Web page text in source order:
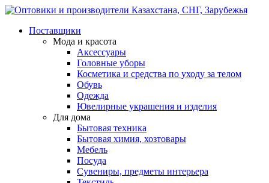
Поставщики
Мода и красота
Аксессуары
Головные уборы
Косметика и средства по уходу за телом
Обувь
Одежда
Ювелирные украшения и изделия
Для дома
Бытовая техника
Бытовая химия, хозтовары
Мебель
Посуда
Сувениры, предметы интерьера